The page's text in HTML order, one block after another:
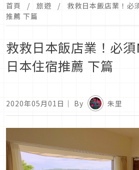
首頁 旅遊
救救日本飯店業！必
推薦 下篇
救救日本飯店業！必
日本住宿推薦 下篇
2020年05月01日 ｜ By 朱里